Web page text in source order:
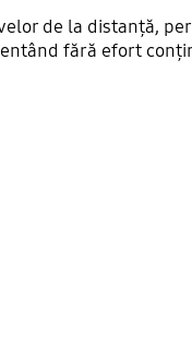
de la distanță,
fără efort